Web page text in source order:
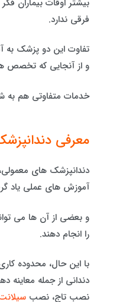
فرقی ندارد.
تفاوت این دو پزشک به
و از آنجایی که تخصص
خدمات متفاوتی هم به
معرفی
دندانپزشک های
آموزش های عملی یاد
و بعضی از آن ها می
را انجام دهند.
با این حال، محدوده
دندانی از جمله معاینه
نصب تاج، نصب